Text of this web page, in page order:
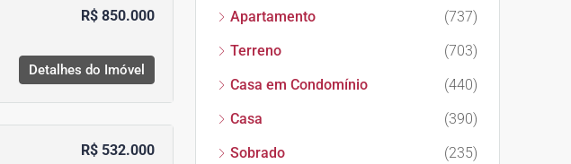
R$ 850.000
Detalhes do Imóvel
R$ 532.000
Apartamento
(737)
Terreno
(703)
Casa em Condomínio
(440)
Casa
(390)
Sobrado
(235)